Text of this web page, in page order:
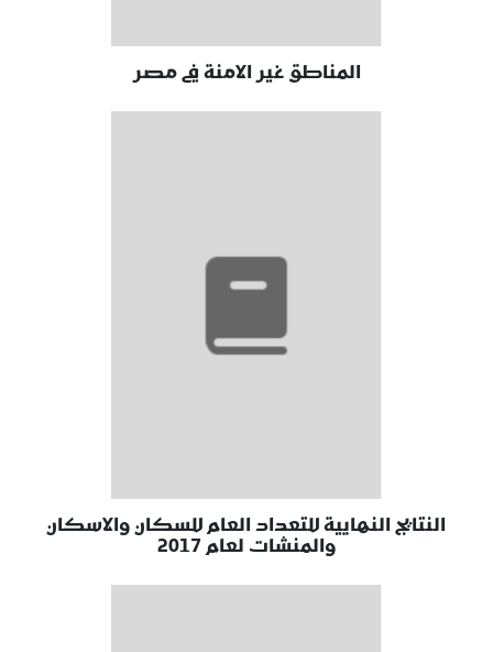
المناطق غير الامنة في مصر
النتايج النهايية للتعداد العام للسكان والاسكان
والمنشات لعام 2017